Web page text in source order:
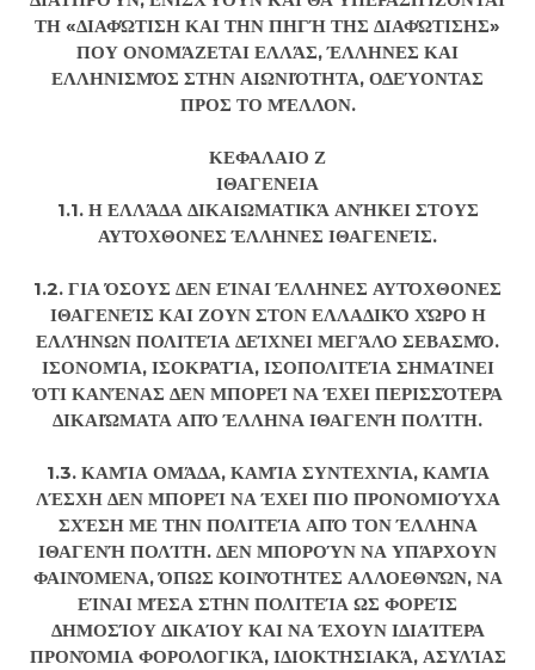
ΤΗ «ΔΙΑΦΏΤΙΣΗ ΚΑΙ ΤΗΝ ΠΗΓΉ ΤΗΣ ΔΙΑΦΏΤΙΣΗΣ»
ΠΟΥ ΟΝΟΜΆΖΕΤΑΙ ΕΛΛΆΣ, ΈΛΛΗΝΕΣ ΚΑΙ
ΕΛΛΗΝΙΣΜΌΣ ΣΤΗΝ ΑΙΩΝΙΌΤΗΤΑ, ΟΔΕΎΟΝΤΑΣ
ΠΡΟΣ ΤΟ ΜΈΛΛΟΝ.
ΚΕΦΑΛΑΙΟ Ζ
ΙΘΑΓΕΝΕΙΑ
1.1. Η ΕΛΛΆΔΑ ΔΙΚΑΙΩΜΑΤΙΚΆ ΑΝΉΚΕΙ ΣΤΟΥΣ
ΑΥΤΌΧΘΟΝΕΣ ΈΛΛΗΝΕΣ ΙΘΑΓΕΝΕΊΣ.
1.2. ΓΙΑ ΌΣΟΥΣ ΔΕΝ ΕΊΝΑΙ ΈΛΛΗΝΕΣ ΑΥΤΌΧΘΟΝΕΣ
ΙΘΑΓΕΝΕΊΣ ΚΑΙ ΖΟΥΝ ΣΤΟΝ ΕΛΛΑΔΙΚΌ ΧΏΡΟ Η
ΕΛΛΉΝΩΝ ΠΟΛΙΤΕΊΑ ΔΕΊΧΝΕΙ ΜΕΓΆΛΟ ΣΕΒΑΣΜΌ.
ΙΣΟΝΟΜΊΑ, ΙΣΟΚΡΑΤΊΑ, ΙΣΟΠΟΛΙΤΕΊΑ ΣΗΜΑΊΝΕΙ
ΌΤΙ ΚΑΝΈΝΑΣ ΔΕΝ ΜΠΟΡΕΊ ΝΑ ΈΧΕΙ ΠΕΡΙΣΣΌΤΕΡΑ
ΔΙΚΑΙΏΜΑΤΑ ΑΠΌ ΈΛΛΗΝΑ ΙΘΑΓΕΝΉ ΠΟΛΊΤΗ.
1.3. ΚΑΜΊΑ ΟΜΆΔΑ, ΚΑΜΊΑ ΣΥΝΤΕΧΝΊΑ, ΚΑΜΊΑ
ΛΈΣΧΗ ΔΕΝ ΜΠΟΡΕΊ ΝΑ ΈΧΕΙ ΠΙΟ ΠΡΟΝΟΜΙΟΎΧΑ
ΣΧΈΣΗ ΜΕ ΤΗΝ ΠΟΛΙΤΕΊΑ ΑΠΌ ΤΟΝ ΈΛΛΗΝΑ
ΙΘΑΓΕΝΉ ΠΟΛΊΤΗ. ΔΕΝ ΜΠΟΡΟΎΝ ΝΑ ΥΠΆΡΧΟΥΝ
ΦΑΙΝΌΜΕΝΑ, ΌΠΩΣ ΚΟΙΝΌΤΗΤΕΣ ΑΛΛΟΕΘΝΏΝ, ΝΑ
ΕΊΝΑΙ ΜΈΣΑ ΣΤΗΝ ΠΟΛΙΤΕΊΑ ΩΣ ΦΟΡΕΊΣ
ΔΗΜΟΣΊΟΥ ΔΙΚΑΊΟΥ ΚΑΙ ΝΑ ΈΧΟΥΝ ΙΔΙΑΊΤΕΡΑ
ΠΡΟΝΌΜΙΑ ΦΟΡΟΛΟΓΙΚΆ, ΙΔΙΟΚΤΗΣΙΑΚΆ, ΑΣΥΛΊΑΣ